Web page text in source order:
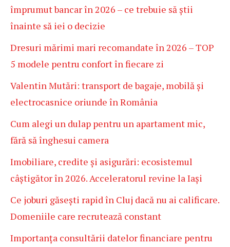
împrumut bancar în 2026 – ce trebuie să știi
înainte să iei o decizie
Dresuri mărimi mari recomandate în 2026 – TOP
5 modele pentru confort în fiecare zi
Valentin Mutări: transport de bagaje, mobilă și
electrocasnice oriunde în România
Cum alegi un dulap pentru un apartament mic,
fără să înghesui camera
Imobiliare, credite și asigurări: ecosistemul
câștigător în 2026. Acceleratorul revine la Iași
Ce joburi găsești rapid în Cluj dacă nu ai calificare.
Domeniile care recrutează constant
Importanța consultării datelor financiare pentru